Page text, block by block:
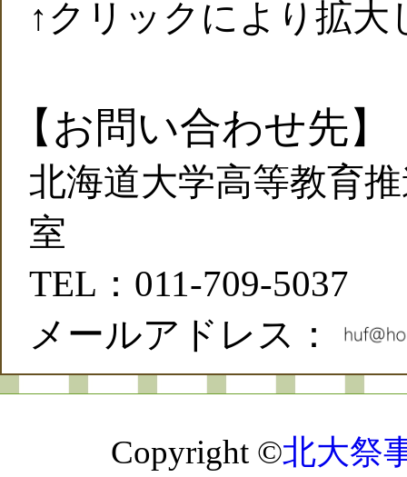
↑クリックにより拡大
【お問い合わせ先】
北海道大学高等教育
室
TEL：011-709-5037
メールアドレス：
Copyright ©北大祭